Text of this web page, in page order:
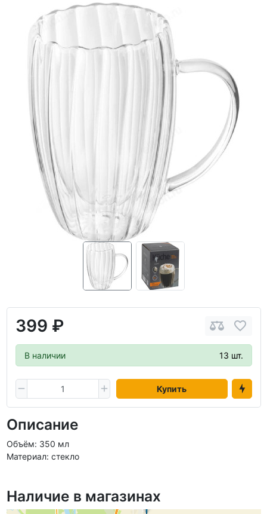
399 ₽
В наличии 13 шт.
Купить
Описание
Объём: 350 мл
Материал: стекло
Наличие в магазинах